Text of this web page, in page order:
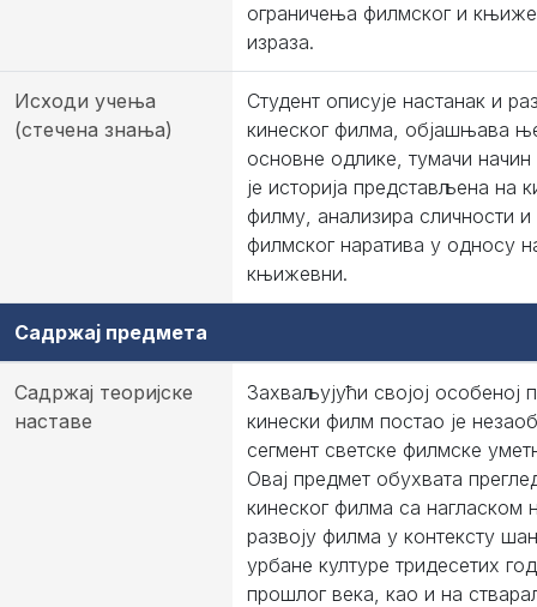
ограничења филмског и
израза.
Исходи учења
(стечена знања)
Студент описује настанак и
кинеског филма, објашњава
основне одлике, тумачи начин
је историја представљена на
филму, анализира сличности и
филмског наратива у односу
књижевни.
Садржај предмета
Садржај теоријске
наставе
Захваљујући својој особеној
кинески филм постао је
сегмент светске филмске
Овај предмет обухвата
кинеског филма са нагласком
развоју филма у контексту
урбане културе тридесетих
прошлог века, као и на